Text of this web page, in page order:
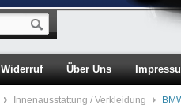
Widerruf Über Uns
Innenausstattung / Verkleidung